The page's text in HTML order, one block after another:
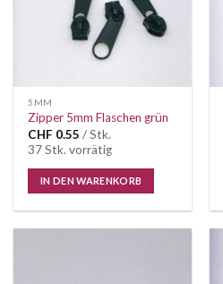
5MM
Zipper 5mm Flaschen grün
CHF 0.55 / Stk.
37 Stk. vorrätig
IN DEN WARENKORB